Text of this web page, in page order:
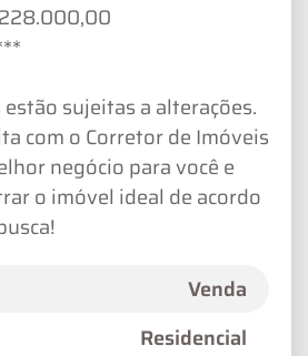
sujeitas a alterações.
com o Corretor de Imóveis
negócio para você e
o imóvel ideal de acordo
Venda
Residencial